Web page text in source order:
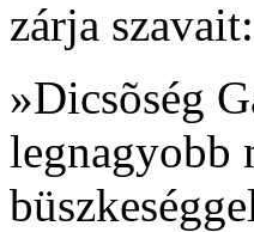
zárja szavait:
»Dicsõség
legnagyobb